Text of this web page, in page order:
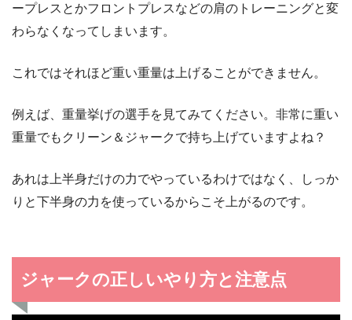
ープレスとかフロントプレスなどの肩のトレーニングと変
わらなくなってしまいます。
これではそれほど重い重量は上げることができません。
例えば、重量挙げの選手を見てみてください。非常に重い
重量でもクリーン＆ジャークで持ち上げていますよね？
あれは上半身だけの力でやっているわけではなく、しっか
りと下半身の力を使っているからこそ上がるのです。
ジャークの正しいやり方と注意点